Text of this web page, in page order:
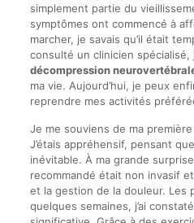
simplement partie du
symptômes ont commencé à
marcher, je savais qu’il était
consulté un clinicien spécialisé,
décompression
ma vie. Aujourd’hui, je peux
reprendre mes activités
Je me souviens de ma
J’étais appréhensif, pensant
inévitable. À ma grande
recommandé était non invasif
et la gestion de la douleur. Les
quelques semaines, j’ai